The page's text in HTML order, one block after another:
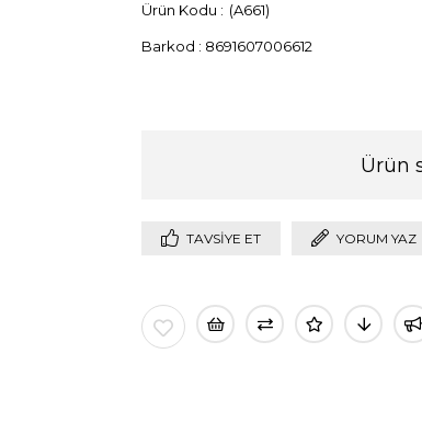
(A661)
Barkod : 8691607006612
Ürün
TAVSIYE ET YORUM YAZ